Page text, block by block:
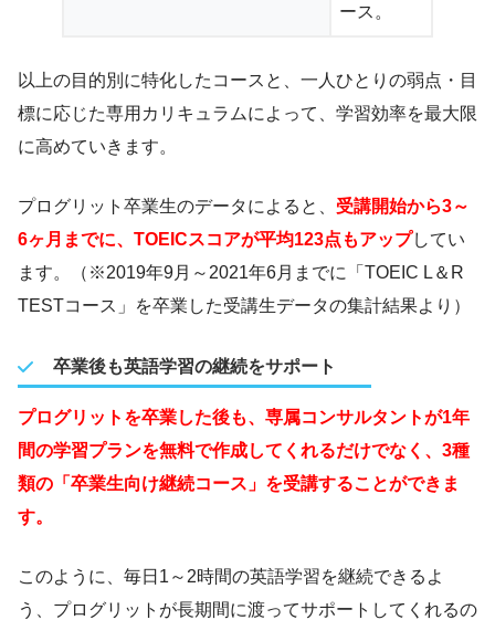
ース。
以上の目的別に特化したコースと、一人ひとりの弱点・目
標に応じた専用カリキュラムによって、学習効率を最大限
に高めていきます。
プログリット卒業生のデータによると、 受講開始から3～
6ヶ月までに、TOEICスコアが平均123点もアップしてい
ます。（※2019年9月～2021年6月までに「TOEIC L＆R
TESTコース」を卒業した受講生データの集計結果より）
卒業後も英語学習の継続をサポート
プログリットを卒業した後も、専属コンサルタントが1年
間の学習プランを無料で作成してくれるだけでなく、3種
類の「卒業生向け継続コース」を受講することができま
す。
このように、毎日1～2時間の英語学習を継続できるよ
う、プログリットが長期間に渡ってサポートしてくれるの